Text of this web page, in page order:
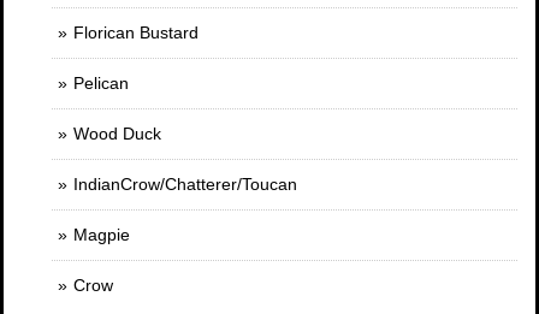
Florican Bustard
Pelican
Wood Duck
IndianCrow/Chatterer/Toucan
Magpie
Crow